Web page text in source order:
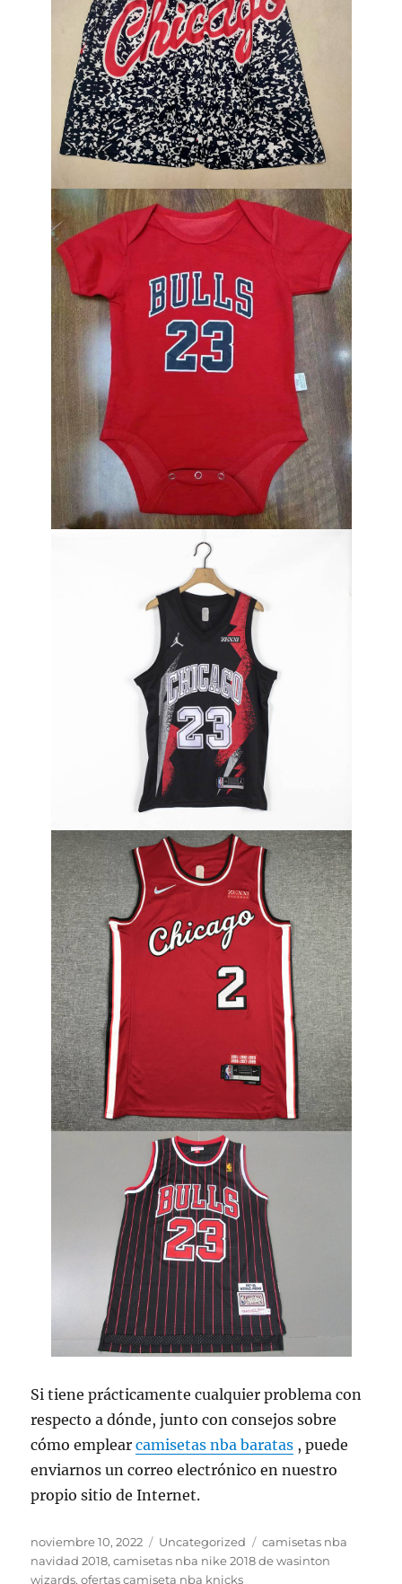
Si tiene prácticamente cualquier problema con
respecto a dónde, junto con consejos sobre
cómo emplearcamisetas nba baratas , puede
enviarnos un correo electrónico en nuestro
propio sitio de Internet.
Publicado
el
noviembre 10, 2022 Categorías
Uncategorized Etiquetas
camisetas nba
navidad 2018,camisetas nba nike 2018 de wasinton
wizards,ofertas camiseta nba knicks